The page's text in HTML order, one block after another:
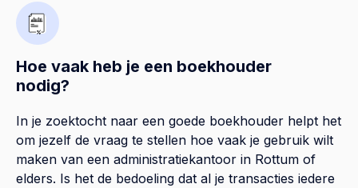
Hoe vaak heb je een boekhouder
nodig?
In je zoektocht naar een goede boekhouder helpt het
om jezelf de vraag te stellen hoe vaak je gebruik wilt
maken van een administratiekantoor in Rottum of
elders. Is het de bedoeling dat al je transacties iedere